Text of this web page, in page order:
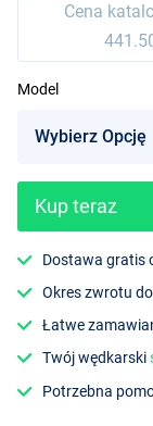
Cena
Model
Kup teraz
Dostawa gratis
Okres zwrotu do
Łatwe
Twój wędkarski
Potrzebna